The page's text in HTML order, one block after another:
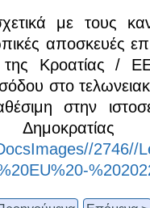
με τους
αποσκευές
Κροατίας /
στο
στην
2746//